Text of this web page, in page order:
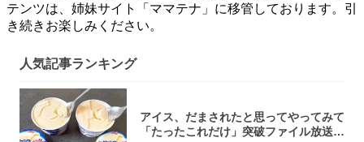
テンツは、姉妹サイト「ママテナ」に移管しております。引
き続きお楽しみください。
人気記事ランキング
アイス、だまされたと思ってやってみて
「たったこれだけ」突破ファイル放送で